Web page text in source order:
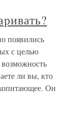
появились
с целью
ли вы, кто
Он